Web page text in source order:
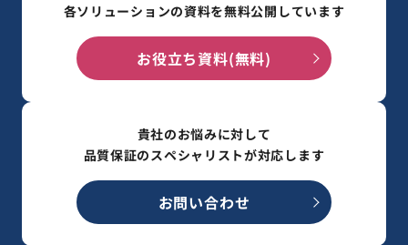
各ソリューションの資料を無料公開しています
お役立ち資料(無料)
貴社のお悩みに対して
品質保証のスペシャリストが対応します
お問い合わせ